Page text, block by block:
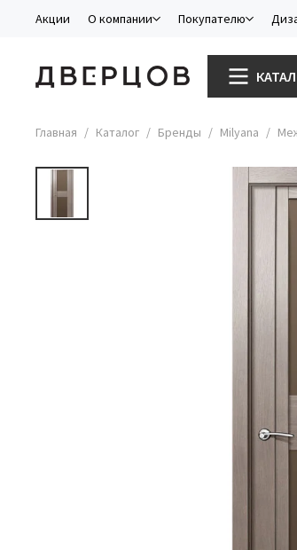
Акции О компании Покупателю
Главная Каталог Бренды Milyana